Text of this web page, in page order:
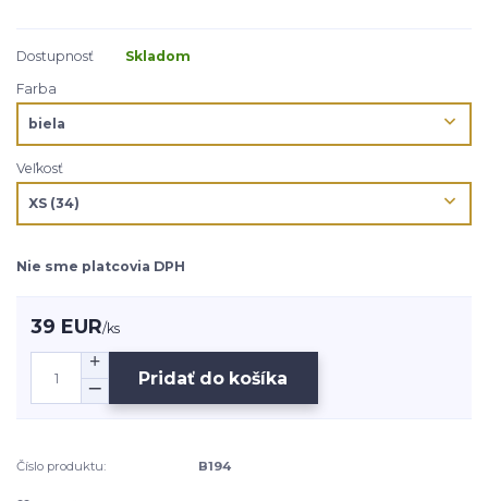
Dostupnosť
Skladom
Farba
Veľkosť
Nie sme platcovia DPH
39 EUR/ks
Pridať do košíka
Číslo produktu: B194